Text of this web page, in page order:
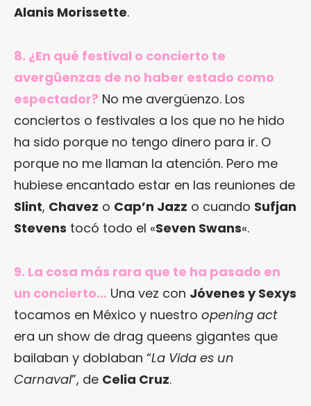
Alanis Morissette.
8. ¿En qué festival o concierto te
avergüenzas de no haber estado como
espectador? No me avergüenzo. Los
conciertos o festivales a los que no he hido
ha sido porque no tengo dinero para ir. O
porque no me llaman la atención. Pero me
hubiese encantado estar en las reuniones de
Slint, Chavez o Cap’n Jazz o cuando Sufjan
Stevens tocó todo el «Seven Swans«.
9. La cosa más rara que te ha pasado en
un concierto… Una vez con Jóvenes y Sexys
tocamos en México y nuestro opening act
era un show de drag queens gigantes que
bailaban y doblaban “La Vida es un
Carnaval”, de Celia Cruz.